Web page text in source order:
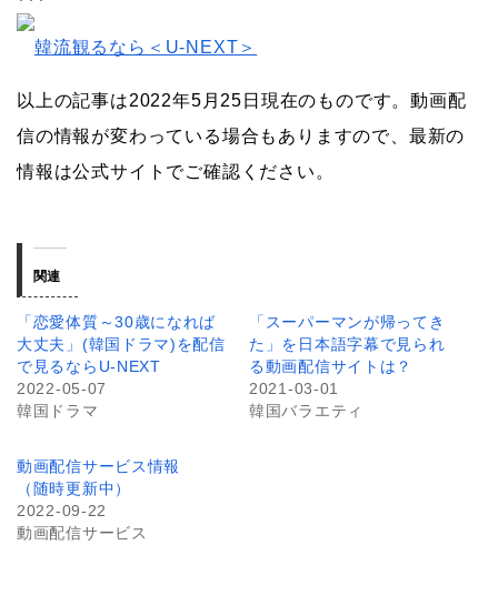
韓流観るなら＜U-NEXT＞
以上の記事は2022年5月25日現在のものです。動画配
信の情報が変わっている場合もありますので、最新の
情報は公式サイトでご確認ください。
関連
「恋愛体質～30歳になれば
大丈夫」(韓国ドラマ)を配信
で見るならU-NEXT
2022-05-07
韓国ドラマ
「スーパーマンが帰ってき
た」を日本語字幕で見られ
る動画配信サイトは？
2021-03-01
韓国バラエティ
動画配信サービス情報
（随時更新中）
2022-09-22
動画配信サービス